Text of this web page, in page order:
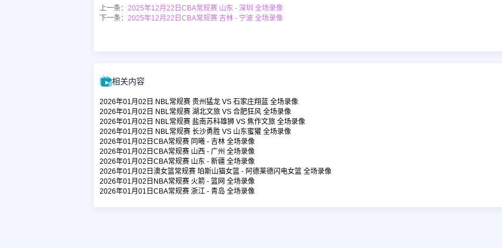
上一条： 2025年12月22日CBA常规赛 山东 - 深圳 全场录像
下一条： 2025年12月22日CBA常规赛 吉林 - 宁波 全场录像
相关内容
2026年01月02日 NBL常规赛 贵州猛龙 VS 石家庄翔蓝 全场录像
2026年01月02日 NBL常规赛 湖北文旅 VS 合肥狂风 全场录像
2026年01月02日 NBL常规赛 盐南苏科雄狮 VS 焦作文旅 全场录像
2026年01月02日 NBL常规赛 长沙勇胜 VS 山东蜜獾 全场录像
2026年01月02日CBA常规赛 同曦 - 吉林 全场录像
2026年01月02日CBA常规赛 山西 - 广州 全场录像
2026年01月02日CBA常规赛 山东 - 新疆 全场录像
2026年01月02日澳女篮常规赛 珀斯山猫女篮 - 阿德莱德闪电女篮 全场录像
2026年01月02日NBA常规赛 火箭 - 篮网 全场录像
2026年01月01日CBA常规赛 浙江 - 青岛 全场录像